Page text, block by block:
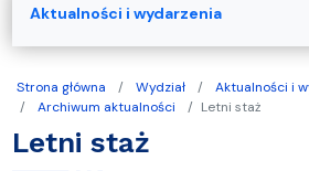
Strona główna Wydział
Aktualności i
Archiwum aktualności
Letni staż
Letni staż
Aktualności i wydarzenia